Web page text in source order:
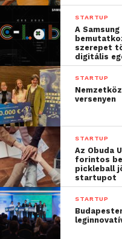
elérhető bemutatkozó
önéletrajzok alapján
mentor ismeretei,
a vállalkozás hasznára.
„A MISZ
a
évtizedes
és
Ha valaki
hogy a
STARTUP
A
szerepet
digitális
STARTUP
versenyen
STARTUP
Az Obuda
forintos
pickleball
startupot
STARTUP